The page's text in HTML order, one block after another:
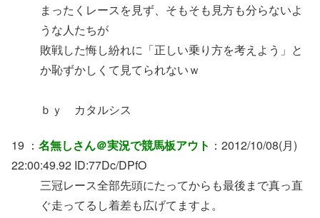
まったくレースを見ず、そもそも見方も分らないよ
うな人たちが
敗戦した悔し紛れに「正しい乗り方を考えよう」と
か恥ずかしくて見てられないｗ
ｂｙ カタルシス
19 ： 名無しさん＠実況で競馬板アウト ：2012/10/08(月)
22:00:49.92 ID:77Dc/DPfO
三冠レース全部先頭にたってからも最後まで真っ直
ぐ走ってるし着差も広げてますよ。